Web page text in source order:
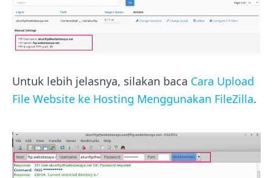
Untuk lebih jelasnya, silakan baca Cara Upload
File Website ke Hosting Menggunakan FileZilla.